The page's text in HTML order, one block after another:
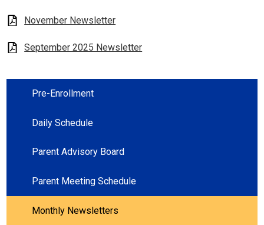
November Newsletter
September 2025 Newsletter
Pre-Enrollment
Daily Schedule
Parent Advisory Board
Parent Meeting Schedule
Monthly Newsletters